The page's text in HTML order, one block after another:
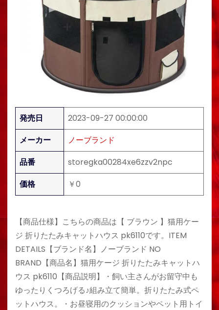
発売日
2023-09-27 00:00:00
メーカー
ノーブランド
品番
storegka00284xe6zzv2npc
価格
￥0
【商品仕様】こちらの商品は【 ブラウン 】猫用ケー
ジ 折りたたみキャットハウス pk6110です。ITEM
DETAILS【ブランド名】ノーブランド NO
BRAND【商品名】猫用ケージ 折りたたみキャットハ
ウス pk6110【商品説明】・飼い主さんがお留守中も
ゆったりくつろげる♪組み立て簡単。折りたたみ式ペ
ットハウス。・お昼寝用のクッションやペット用トイ